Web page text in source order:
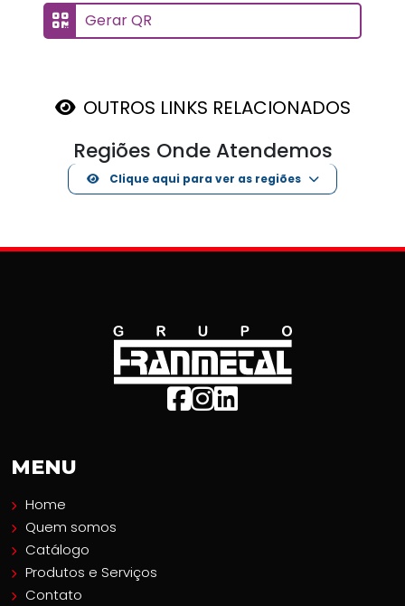
Gerar QR
OUTROS LINKS RELACIONADOS
Regiões Onde Atendemos
Clique aqui para ver as regiões
MENU
Home
Quem somos
Catálogo
Produtos e Serviços
Contato